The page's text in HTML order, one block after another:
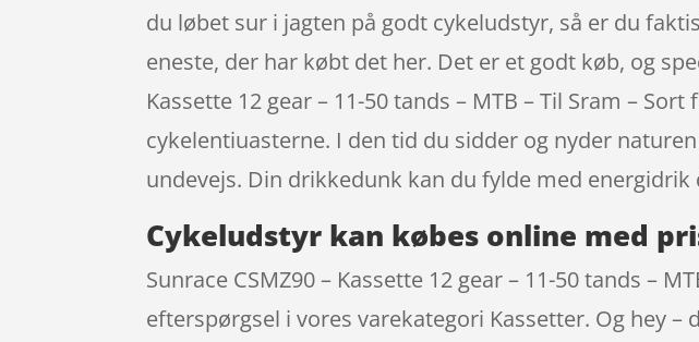
du løbet sur i jagten på godt cykeludstyr, så er du
eneste, der har købt det her. Det er et godt køb, og
Kassette 12 gear – 11-50 tands – MTB – Til Sram –
cykelentiuasterne. I den tid du sidder og nyder
undevejs. Din drikkedunk kan du fylde med energidrik
Cykeludstyr kan købes online med
Sunrace CSMZ90 – Kassette 12 gear – 11-50 tands –
efterspørgsel i vores varekategori Kassetter. Og hey